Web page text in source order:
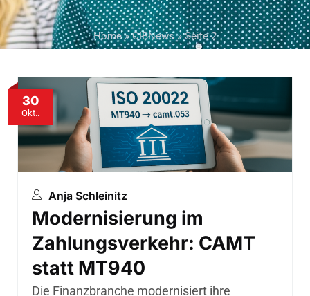
Home»CIBNews»Seite 2
30
Okt..
Anja Schleinitz
Modernisierung im
Zahlungsverkehr: CAMT
statt MT940
Die Finanzbranche modernisiert ihre